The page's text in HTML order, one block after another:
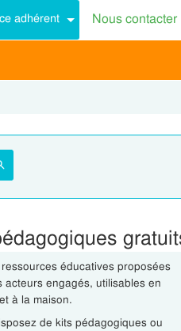
adhérent Nous contacter
éducatives proposées
acteurs engagés, utilisables en
à la maison.
de kits pédagogiques ou